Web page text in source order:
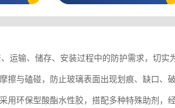
运输、储存、安装过程中的防护需求，切实
擦与磕碰，防止玻璃表面出现划痕、缺口、
用环保型酸酯水性胶，搭配多种特殊助剂，